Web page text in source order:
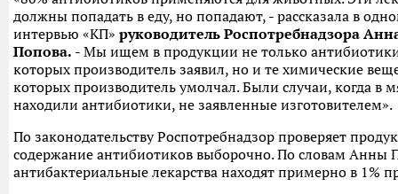
должны попадать в еду, но попадают, - рассказала в
интервью «КП» руководитель Роспотребнадзора
Попова. - Мы ищем в продукции не только
которых производитель заявил, но и те химические
которых производитель умолчал. Были случаи, когда в
находили антибиотики, не заявленные изготовителем».
По законодательству Роспотребнадзор проверяет
содержание антибиотиков выборочно. По словам Анны
антибактериальные лекарства находят примерно в 1%